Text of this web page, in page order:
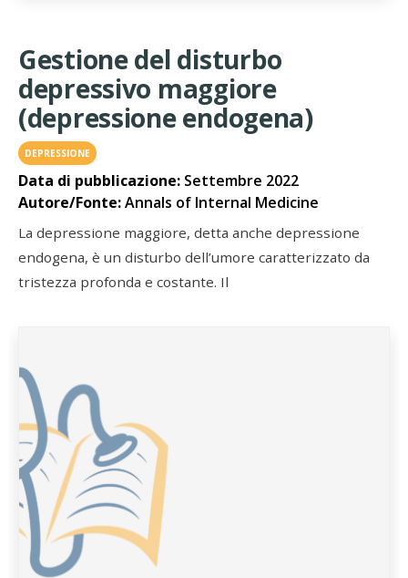
Gestione del disturbo
depressivo maggiore
(depressione endogena)
DEPRESSIONE
Data di pubblicazione: Settembre 2022
Autore/Fonte:Annals of Internal Medicine
La depressione maggiore, detta anche depressione
endogena, è un disturbo dell’umore caratterizzato da
tristezza profonda e costante. Il